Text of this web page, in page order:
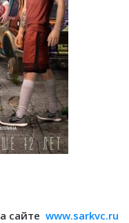
сайте www.sarkvc.ru